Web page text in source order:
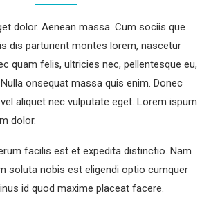
dolor. Aenean massa. Cum sociis que
dis parturient montes lorem, nascetur
quam felis, ultricies nec, pellentesque eu,
onsequat massa quis enim. Donec
aliquet nec vulputate eget. Lorem ispum
dolor.
facilis est et expedita distinctio. Nam
soluta nobis est eligendi optio cumquer
id quod maxime placeat facere.